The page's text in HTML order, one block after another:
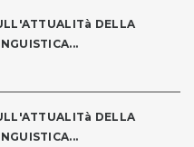
DELLA
DELLA